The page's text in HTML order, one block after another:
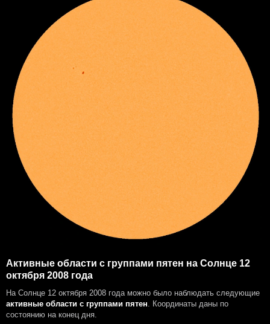
Активные области с группами пятен на Солнце 12
октября 2008 года
На Солнце 12 октября 2008 года можно было наблюдать следующие
активные области с группами пятен . Координаты даны по
состоянию на конец дня.